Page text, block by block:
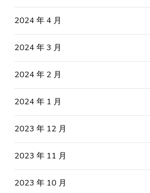
2024 年 4 月
2024 年 3 月
2024 年 2 月
2024 年 1 月
2023 年 12 月
2023 年 11 月
2023 年 10 月